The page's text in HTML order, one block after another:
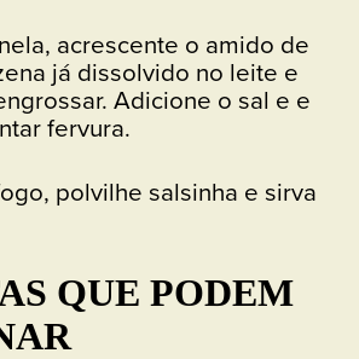
acrescente o amido de
já dissolvido no leite e
Adicione o sal e e
fervura.
polvilhe salsinha e sirva
QUE PODEM